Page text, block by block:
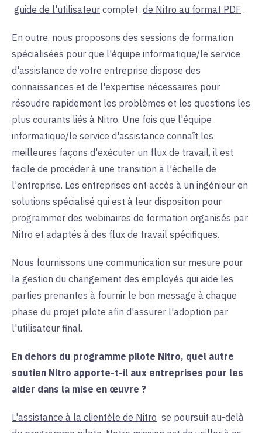
guide de l'utilisateur complet de Nitro au format PDF .
En outre, nous proposons des sessions de formation
spécialisées pour que l'équipe informatique/le service
d'assistance de votre entreprise dispose des
connaissances et de l'expertise nécessaires pour
résoudre rapidement les problèmes et les questions les
plus courants liés à Nitro. Une fois que l'équipe
informatique/le service d'assistance connaît les
meilleures façons d'exécuter un flux de travail, il est
facile de procéder à une transition à l'échelle de
l'entreprise. Les entreprises ont accès à un ingénieur en
solutions spécialisé qui est à leur disposition pour
programmer des webinaires de formation organisés par
Nitro et adaptés à des flux de travail spécifiques.
Nous fournissons une communication sur mesure pour
la gestion du changement des employés qui aide les
parties prenantes à fournir le bon message à chaque
phase du projet pilote afin d'assurer l'adoption par
l'utilisateur final.
En dehors du programme pilote Nitro, quel autre
soutien Nitro apporte-t-il aux entreprises pour les
aider dans la mise en œuvre ?
L'assistance à la clientèle de Nitro se poursuit au-delà